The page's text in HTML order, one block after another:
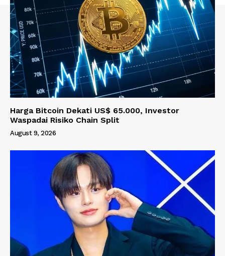
Harga Bitcoin Dekati US$ 65.000, Investor
Waspadai Risiko Chain Split
August 9, 2026